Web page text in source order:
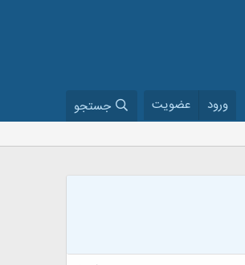
ورود عضویت جستجو